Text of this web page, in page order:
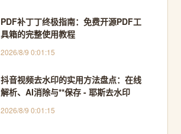
PDF补丁丁终极指南：免费开源PDF工
具箱的完整使用教程
2026/8/9 0:01:15
抖音视频去水印的实用方法盘点：在线
解析、AI消除与**保存 - 耶斯去水印
2026/8/9 0:01:15